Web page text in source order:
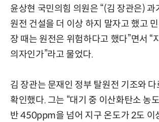
윤상현 국민의힘 의원은 “(김 장관은) 과
원전 건설을 더 이상 하지 말자고 했고
장 때는 원전은 위험하다고 했다”면서 “
의자인가”라고 물었다.
김 장관는 문재인 정부 탈원전 기조와 다
확인했다. 그는 “대기 중 이산화탄소 농
반 450ppm을 넘어 지구 온도가 2도 이